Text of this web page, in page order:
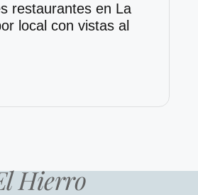
restaurantes en La
local con vistas al
Hierro